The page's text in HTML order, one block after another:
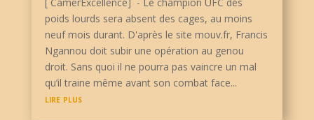
poids lourds sera absent des cages, au moins
neuf mois durant. D'après le site mouv.fr, Francis
Ngannou doit subir une opération au genou
droit. Sans quoi il ne pourra pas vaincre un mal
qu’il traine même avant son combat face...
lire plus